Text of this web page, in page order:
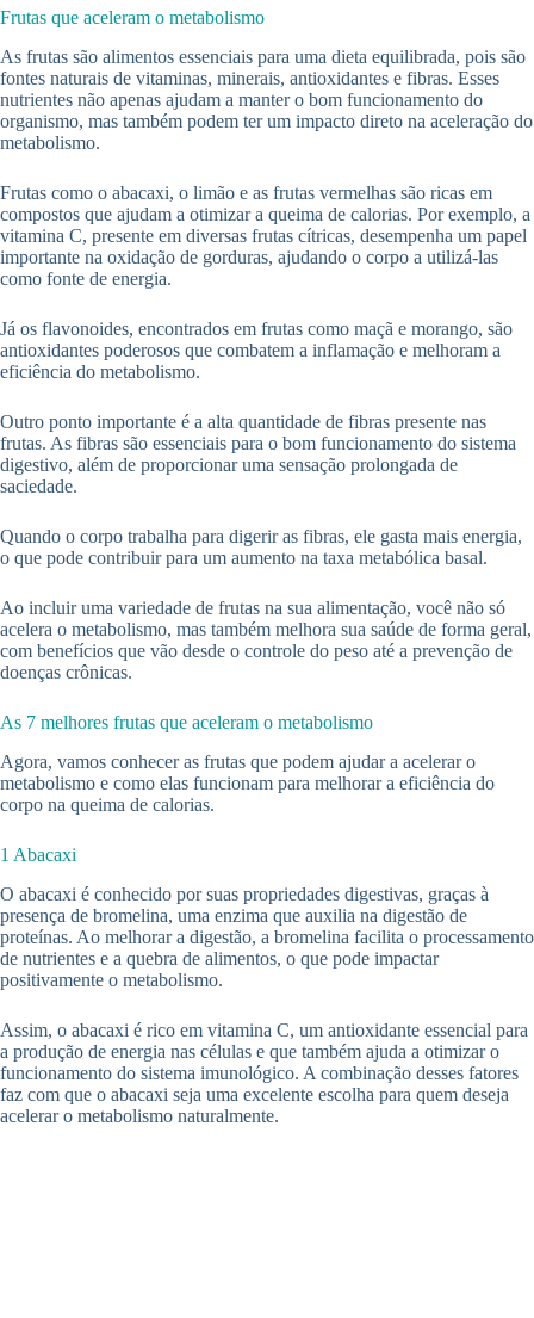
Frutas que aceleram o metabolismo
As frutas são alimentos essenciais para uma dieta equilibrada, pois são
fontes naturais de vitaminas, minerais, antioxidantes e fibras. Esses
nutrientes não apenas ajudam a manter o bom funcionamento do
organismo, mas também podem ter um impacto direto na aceleração do
metabolismo.
Frutas como o abacaxi, o limão e as frutas vermelhas são ricas em
compostos que ajudam a otimizar a queima de calorias. Por exemplo, a
vitamina C, presente em diversas frutas cítricas, desempenha um papel
importante na oxidação de gorduras, ajudando o corpo a utilizá-las
como fonte de energia.
Já os flavonoides, encontrados em frutas como maçã e morango, são
antioxidantes poderosos que combatem a inflamação e melhoram a
eficiência do metabolismo.
Outro ponto importante é a alta quantidade de fibras presente nas
frutas. As fibras são essenciais para o bom funcionamento do sistema
digestivo, além de proporcionar uma sensação prolongada de
saciedade.
Quando o corpo trabalha para digerir as fibras, ele gasta mais energia,
o que pode contribuir para um aumento na taxa metabólica basal.
Ao incluir uma variedade de frutas na sua alimentação, você não só
acelera o metabolismo, mas também melhora sua saúde de forma geral,
com benefícios que vão desde o controle do peso até a prevenção de
doenças crônicas.
As 7 melhores frutas que aceleram o metabolismo
Agora, vamos conhecer as frutas que podem ajudar a acelerar o
metabolismo e como elas funcionam para melhorar a eficiência do
corpo na queima de calorias.
1 Abacaxi
O abacaxi é conhecido por suas propriedades digestivas, graças à
presença de bromelina, uma enzima que auxilia na digestão de
proteínas. Ao melhorar a digestão, a bromelina facilita o processamento
de nutrientes e a quebra de alimentos, o que pode impactar
positivamente o metabolismo.
Assim, o abacaxi é rico em vitamina C, um antioxidante essencial para
a produção de energia nas células e que também ajuda a otimizar o
funcionamento do sistema imunológico. A combinação desses fatores
faz com que o abacaxi seja uma excelente escolha para quem deseja
acelerar o metabolismo naturalmente.